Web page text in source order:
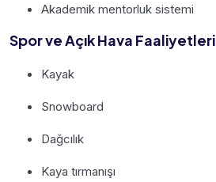
Akademik mentorluk sistemi
Spor ve Açık Hava Faaliyetleri
Kayak
Snowboard
Dağcılık
Kaya tırmanışı